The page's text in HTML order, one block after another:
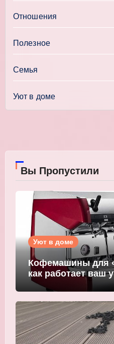
Отношения
Полезное
Семья
Уют в доме
Вы Пропустили
Уют в доме
Кофемашины для
как работает ваш